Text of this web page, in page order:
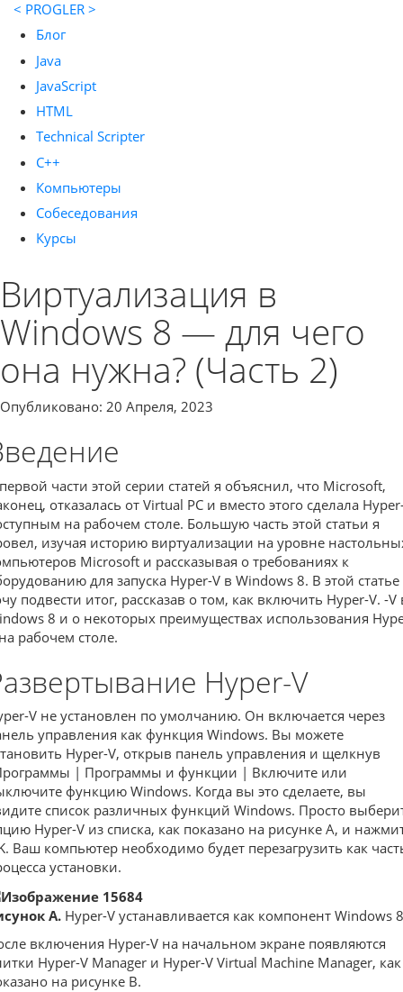
< PROGLER >
Блог
Java
JavaScript
HTML
Technical Scripter
C++
Компьютеры
Собеседования
Курсы
Виртуализация в
Windows 8 — для чего
она нужна? (Часть 2)
Опубликовано: 20 Апреля, 2023
части этой серии статей я объяснил, что Microsoft,
отказалась от Virtual PC и вместо этого сделала
на рабочем столе. Большую часть этой статьи я
изучая историю виртуализации на уровне
Microsoft и рассказывая о требованиях к
для запуска Hyper-V в Windows 8. В этой статье
подвести итог, рассказав о том, как включить Hyper-V. -V
8 и о некоторых преимуществах использования
рабочем столе.
Hyper-V
V не установлен по умолчанию. Он включается через
управления как функция Windows. Вы можете
Hyper-V, открыв панель управления и щелкнув
| Программы и функции | Включите или
функцию Windows. Когда вы это сделаете, вы
список различных функций Windows. Просто
Hyper-V из списка, как показано на рисунке A, и
Ваш компьютер необходимо будет перезагрузить как
установки.
A. Hyper-V устанавливается как компонент Windows
включения Hyper-V на начальном экране появляются
Hyper-V Manager и Hyper-V Virtual Machine Manager, как
на рисунке B.